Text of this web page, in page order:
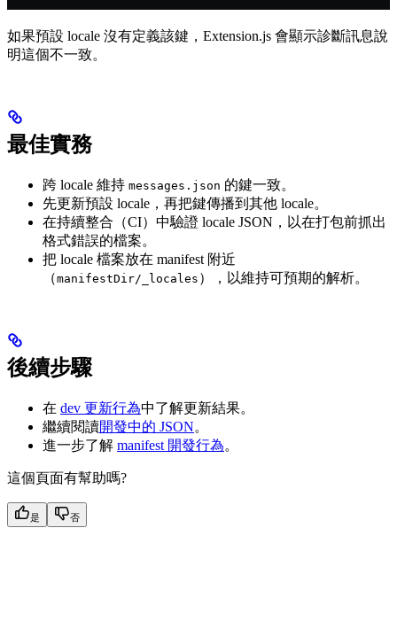
如果預設 locale 沒有定義該鍵，Extension.js 會顯示診斷訊息說
明這個不一致。
最佳實務
跨 locale 維持 messages.json 的鍵一致。
先更新預設 locale，再把鍵傳播到其他 locale。
在持續整合（CI）中驗證 locale JSON，以在打包前抓出
格式錯誤的檔案。
把 locale 檔案放在 manifest 附近
（manifestDir/_locales ），以維持可預期的解析。
後續步驟
在 dev 更新行為中了解更新結果。
繼續閱讀開發中的 JSON。
進一步了解 manifest 開發行為。
這個頁面有幫助嗎?
是 否